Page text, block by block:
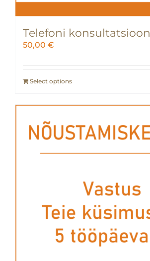
Telefoni konsultatsioon
50,00 €
Select options